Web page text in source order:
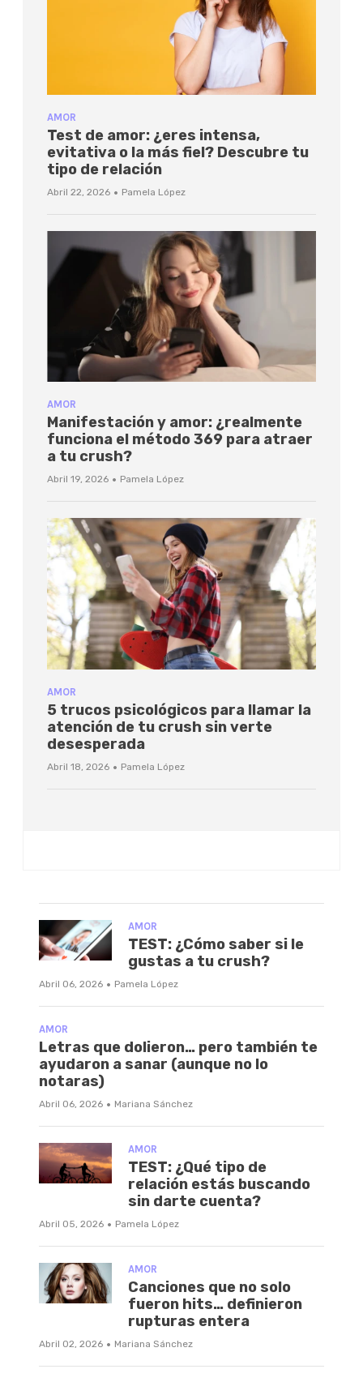
AMOR
Test de amor: ¿eres intensa,
evitativa o la más fiel? Descubre tu
tipo de relación
Abril 22, 2026 · Pamela López
AMOR
Manifestación y amor: ¿realmente
funciona el método 369 para atraer
a tu crush?
Abril 19, 2026 · Pamela López
AMOR
5 trucos psicológicos para llamar la
atención de tu crush sin verte
desesperada
Abril 18, 2026 · Pamela López
AMOR
TEST: ¿Cómo saber si le
gustas a tu crush?
Abril 06, 2026 · Pamela López
AMOR
Letras que dolieron… pero también te
ayudaron a sanar (aunque no lo
notaras)
Abril 06, 2026 · Mariana Sánchez
AMOR
TEST: ¿Qué tipo de
relación estás buscando
sin darte cuenta?
Abril 05, 2026 · Pamela López
AMOR
Canciones que no solo
fueron hits… definieron
rupturas entera
Abril 02, 2026 · Mariana Sánchez